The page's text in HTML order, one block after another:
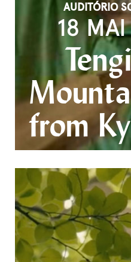
AUDITÓRIO
18
from